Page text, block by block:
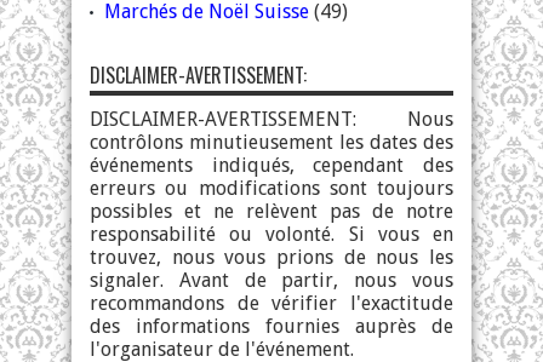
Marchés de Noël Suisse (49)
DISCLAIMER-AVERTISSEMENT:
DISCLAIMER-AVERTISSEMENT: Nous
contrôlons minutieusement les dates des
événements indiqués, cependant des
erreurs ou modifications sont toujours
possibles et ne relèvent pas de notre
responsabilité ou volonté. Si vous en
trouvez, nous vous prions de nous les
signaler. Avant de partir, nous vous
recommandons de vérifier l'exactitude
des informations fournies auprès de
l'organisateur de l'événement.